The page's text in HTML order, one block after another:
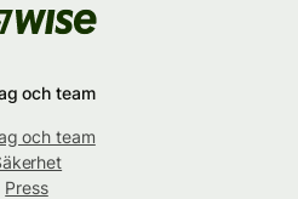
och team
och team
Press